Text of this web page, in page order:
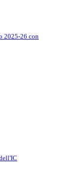
2025-26 con